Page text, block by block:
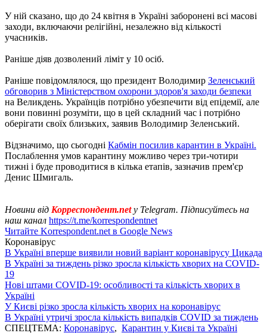
У ній сказано, що до 24 квітня в Україні заборонені всі масові
заходи, включаючи релігійні, незалежно від кількості
учасників.
Раніше діяв дозволений ліміт у 10 осіб.
Раніше повідомлялося, що президент Володимир Зеленський
обговорив з Міністерством охорони здоров'я заходи безпеки
на Великдень. Українців потрібно убезпечити від епідемії, але
вони повинні розуміти, що в цей складний час і потрібно
оберігати своїх близьких, заявив Володимир Зеленський.
Відзначимо, що сьогодні Кабмін посилив карантин в Україні.
Послаблення умов карантину можливо через три-чотири
тижні і буде проводитися в кілька етапів, зазначив прем'єр
Денис Шмигаль.
Новини від Корреспондент.net у Telegram. Підписуйтесь на
наш канал https://t.me/korrespondentnet
Читайте Korrespondent.net в Google News
Коронавірус
В Україні вперше виявили новий варіант коронавірусу Цикада
В Україні за тиждень різко зросла кількість хворих на COVID-
19
Нові штами COVID-19: особливості та кількість хворих в
Україні
У Києві різко зросла кількість хворих на коронавірус
В Україні утричі зросла кількість випадків COVID за тиждень
СПЕЦТЕМА: Коронавірус, Карантин у Києві та Україні